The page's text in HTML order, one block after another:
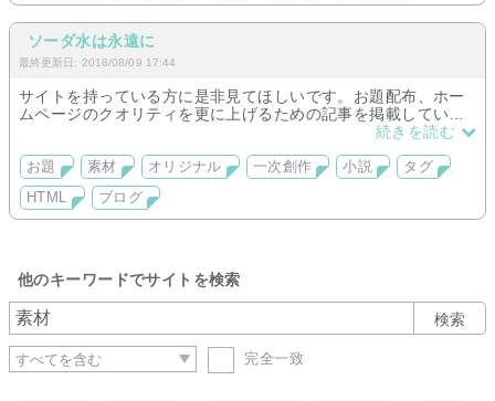
ソーダ水は永遠に
最終更新日: 2018/08/09 17:44
サイトを持っている方に是非見てほしいです。お題配布、ホー
ムページのクオリティを更に上げるための記事を掲載していま
続きを読む
お題 素材 オリジナル 一次創作 小説
タグ
HTML
ブログ
他のキーワードでサイトを検索
検索
完全一致